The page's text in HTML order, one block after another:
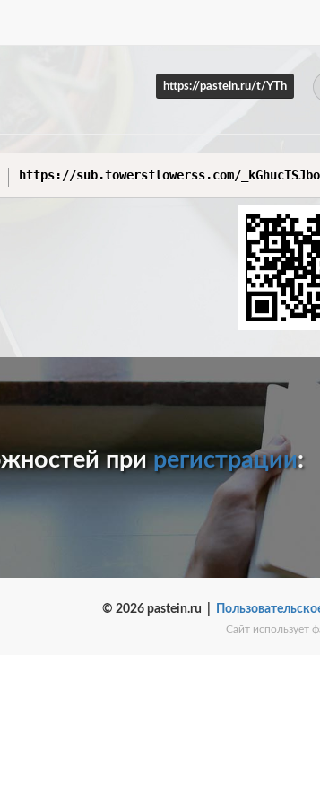
https://pastein.ru/t/YTh
https://sub.towersflowerss.com/
прирегистрации:
© 2026 pastein.ru |
Сайт использует